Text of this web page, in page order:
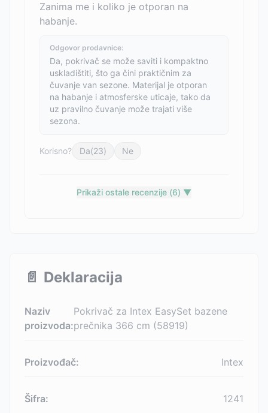
Zanima me i koliko je otporan na
habanje.
Odgovor prodavnice:
Da, pokrivač se može saviti i kompaktno
uskladištiti, što ga čini praktičnim za
čuvanje van sezone. Materijal je otporan
na habanje i atmosferske uticaje, tako da
uz pravilno čuvanje može trajati više
sezona.
Korisno? Da(23) Ne
Prikaži ostale recenzije (6) ▼
📄 Deklaracija
Naziv
proizvoda:
Pokrivač za Intex EasySet bazene
prečnika 366 cm (58919)
Proizvođač: Intex
Šifra: 1241